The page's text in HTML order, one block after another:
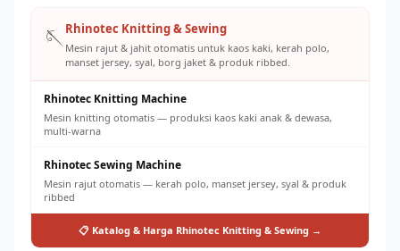
🪡Rhinotec Knitting & Sewing
Mesin rajut & jahit otomatis untuk kaos kaki, kerah polo,
manset jersey, syal, borg jaket & produk ribbed.
Rhinotec Knitting Machine
Mesin knitting otomatis — produksi kaos kaki anak & dewasa,
multi-warna
Rhinotec Sewing Machine
Mesin rajut otomatis — kerah polo, manset jersey, syal & produk
ribbed
📋 Katalog & Harga Rhinotec Knitting & Sewing →